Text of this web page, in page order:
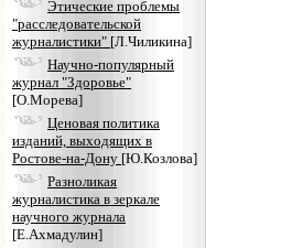
Этические проблемы
"расследовательской
журналистики" [Л.Чиликина]
Научно-популярный
журнал "Здоровье"
[О.Морева]
Ценовая политика
изданий, выходящих в
Ростове-на-Дону [Ю.Козлова]
Разноликая
журналистика в зеркале
научного журнала
[Е.Ахмадулин]